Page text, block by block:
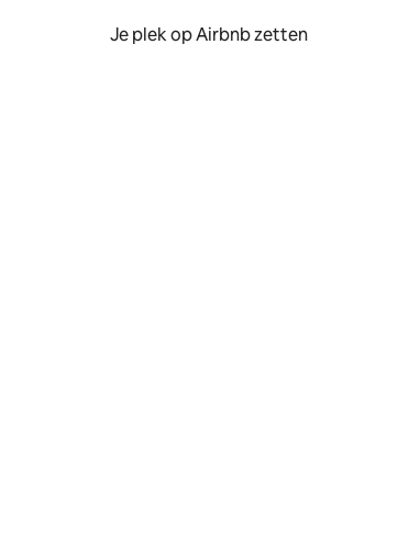
Je plek op Airbnb zetten